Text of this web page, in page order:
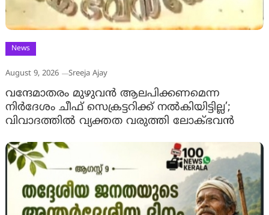
News
August 9, 2026 Sreeja Ajay
വന്ദേമാതരം മുഴുവൻ ആലപിക്കണമെന്ന
നിർദേശം ചീഫ് സെക്രട്ടറിക്ക് നൽകിയിട്ടില്ല’;
വിവാദത്തിൽ വ്യക്തത വരുത്തി ലോക്ഭവൻ